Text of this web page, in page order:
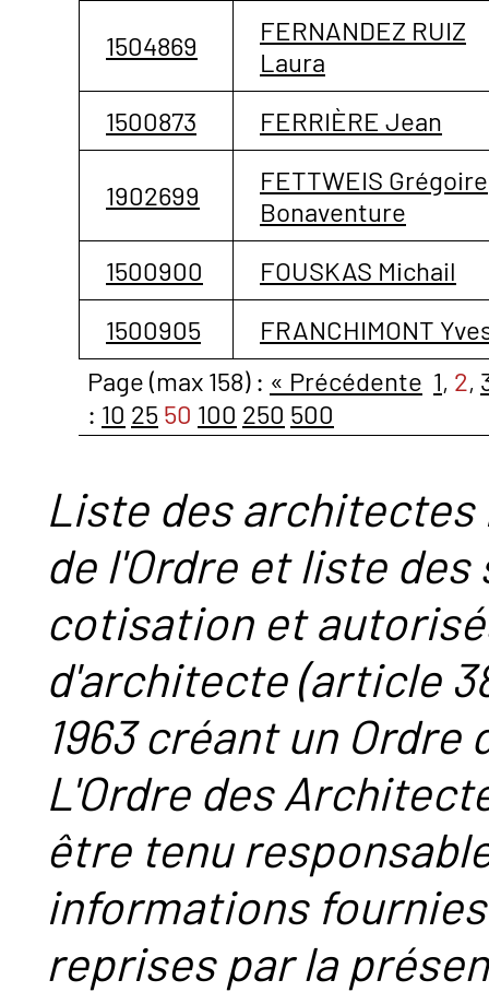
1504869
FERNANDEZ RUIZ
Laura
1500873
FERRIÈRE Jean
1902699
FETTWEIS Grégoire
Bonaventure
1500900
FOUSKAS Michail
1500905
FRANCHIMONT
Page (max 158) : « Précédente 1, 2,
: 10 25 50 100 250 500
Liste des
de l'Ordre et liste
cotisation et
d'architecte (article
1963 créant un
L'Ordre des
être tenu
informations
reprises par la